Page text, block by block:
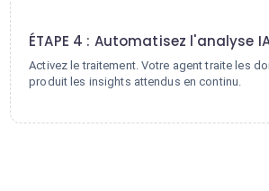
ÉTAPE 4 : Automatisez l'analyse
Activez le traitement. Votre agent traite les
produit les insights attendus en continu.